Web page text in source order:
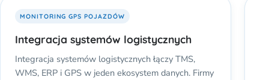
MONITORING GPS POJAZDÓW
Integracja systemów logistycznych
Integracja systemów logistycznych łączy TMS,
WMS, ERP i GPS w jeden ekosystem danych. Firmy